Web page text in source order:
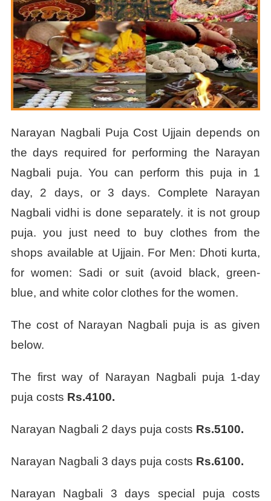
Narayan Nagbali Puja Cost Ujjain depends on
the days required for performing the Narayan
Nagbali puja. You can perform this puja in 1
day, 2 days, or 3 days. Complete Narayan
Nagbali vidhi is done separately. it is not group
puja. you just need to buy clothes from the
shops available at Ujjain. For Men: Dhoti kurta,
for women: Sadi or suit (avoid black, green-
blue, and white color clothes for the women.
The cost of Narayan Nagbali puja is as given
below.
The first way of Narayan Nagbali puja 1-day
puja costs Rs.4100.
Narayan Nagbali 2 days puja costs Rs.5100.
Narayan Nagbali 3 days puja costs Rs.6100.
Narayan Nagbali 3 days special puja costs